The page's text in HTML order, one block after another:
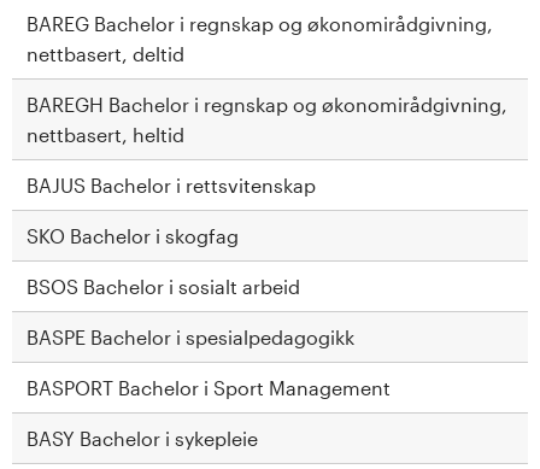
BAREG Bachelor i regnskap og økonomirådgivning,
nettbasert, deltid
BAREGH Bachelor i regnskap og økonomirådgivning,
nettbasert, heltid
BAJUS Bachelor i rettsvitenskap
SKO Bachelor i skogfag
BSOS Bachelor i sosialt arbeid
BASPE Bachelor i spesialpedagogikk
BASPORT Bachelor i Sport Management
BASY Bachelor i sykepleie